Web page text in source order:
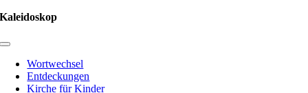
Kaleidoskop
Toggle
NavigationWortwechsel
Entdeckungen
Kirche für Kinder